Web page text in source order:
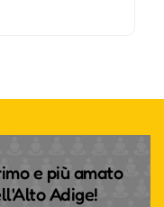
e più amato
Adige!